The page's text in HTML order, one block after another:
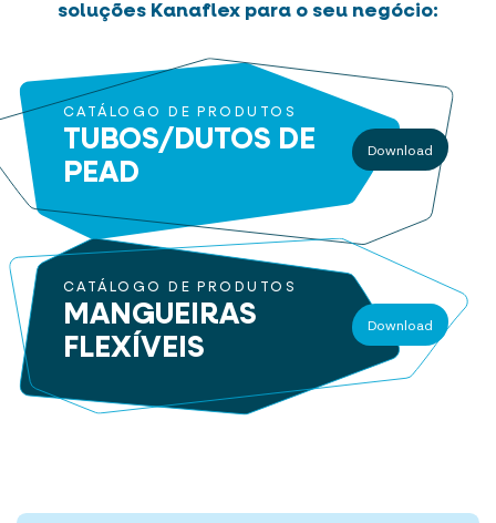
soluções Kanaflex para o seu negócio:
CATÁLOGO DE PRODUTOS
TUBOS/DUTOS DE
PEAD
Download
CATÁLOGO DE PRODUTOS
MANGUEIRAS
FLEXÍVEIS
Download